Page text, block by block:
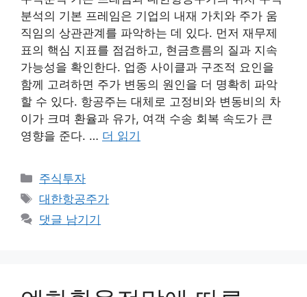
분석의 기본 프레임은 기업의 내재 가치와 주가 움
직임의 상관관계를 파악하는 데 있다. 먼저 재무제
표의 핵심 지표를 점검하고, 현금흐름의 질과 지속
가능성을 확인한다. 업종 사이클과 구조적 요인을
함께 고려하면 주가 변동의 원인을 더 명확히 파악
할 수 있다. 항공주는 대체로 고정비와 변동비의 차
이가 크며 환율과 유가, 여객 수송 회복 속도가 큰
영향을 준다. … 더 읽기
카
테
리
주식투자
태
그
대한항공주가
댓글 남기기